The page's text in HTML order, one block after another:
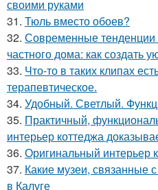
своими руками
31. Тюль вместо обоев?
32. Современные тенденции
частного дома: как создать
33. Что-то в таких клипах
терапевтическое.
34. Удобный. Светлый.
35. Практичный,
интерьер коттеджа
36. Оригинальный интерьер
37. Какие музеи, связанные
в Калуге